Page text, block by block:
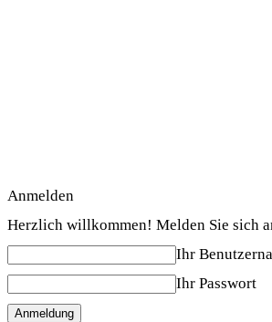
Anmelden
Herzlich willkommen! Melden Sie sich
Ihr
Ihr Passwort